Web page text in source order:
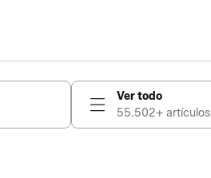
Ver todo
55.502+ artículos